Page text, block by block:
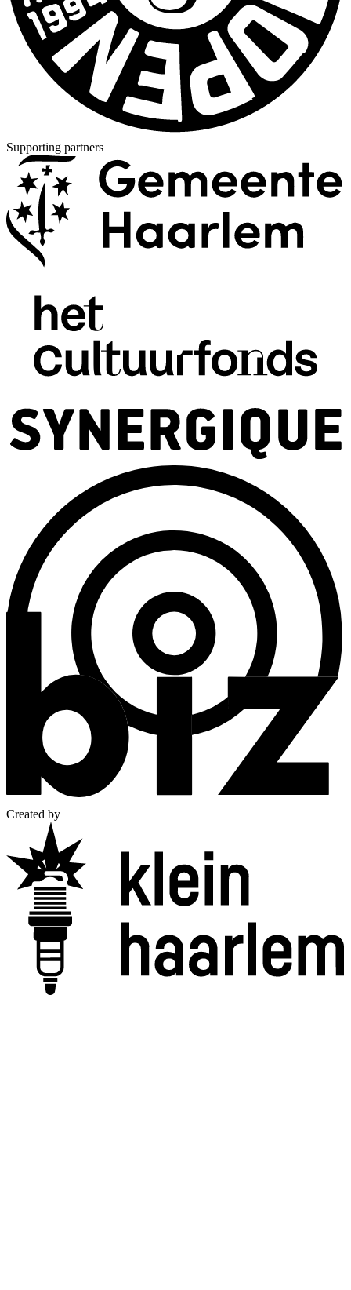
Supporting partners
Created by